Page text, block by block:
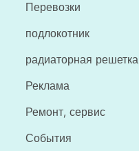
Перевозки
подлокотник
радиаторная решетка
Реклама
Ремонт, сервис
События